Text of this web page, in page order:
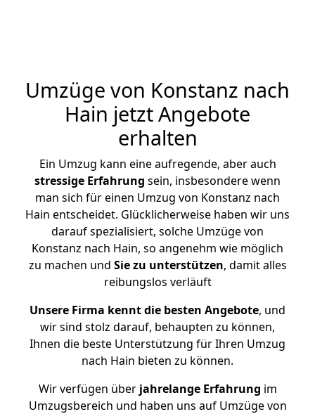
Umzüge von Konstanz nach
Hain jetzt Angebote
erhalten
Ein Umzug kann eine aufregende, aber auch
stressige Erfahrung sein, insbesondere wenn
man sich für einen Umzug von Konstanz nach
Hain entscheidet. Glücklicherweise haben wir uns
darauf spezialisiert, solche Umzüge von
Konstanz nach Hain, so angenehm wie möglich
zu machen und Sie zu unterstützen, damit alles
reibungslos verläuft
Unsere Firma kennt die besten Angebote, und
wir sind stolz darauf, behaupten zu können,
Ihnen die beste Unterstützung für Ihren Umzug
nach Hain bieten zu können.
Wir verfügen überjahrelange Erfahrung im
Umzugsbereich und haben uns auf Umzüge von